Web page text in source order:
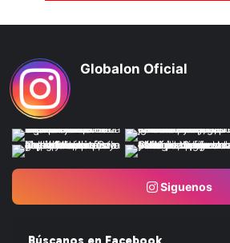
Globalon Oficial
Siguenos